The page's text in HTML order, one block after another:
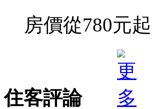
房價從780元
住客評論